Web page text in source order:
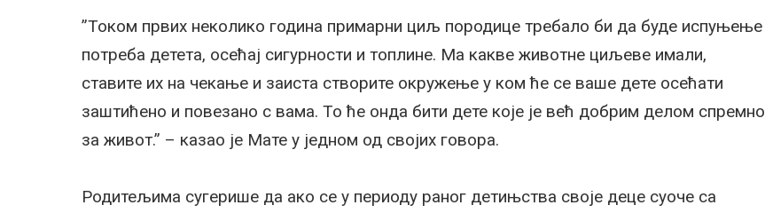
”Током првих неколико година примарни циљ породице требало би да буде испуњење
потреба детета, осећај сигурности и топлине. Ма какве животне циљеве имали,
ставите их на чекање и заиста створите окружење у ком ће се ваше дете осећати
заштићено и повезано с вама. То ће онда бити дете које је већ добрим делом спремно
за живот.” – казао је Мате у једном од својих говора.
Родитељима сугерише да ако се у периоду раног детињства своје деце суоче са